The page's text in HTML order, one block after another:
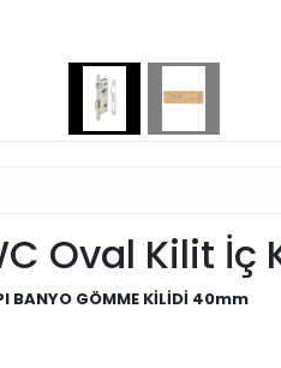
Oval Kilit
BANYO GÖMME KİLİDİ 40mm